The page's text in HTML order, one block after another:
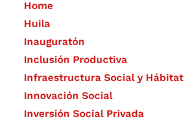
Home
Huila
Inauguratón
Inclusión Productiva
Infraestructura Social y Hábitat
​Innovación Social
Inversión Social Privada